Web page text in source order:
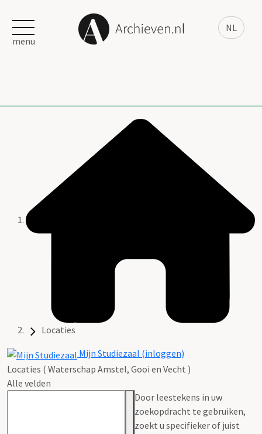
NL
menu
Locaties
Mijn Studiezaal (inloggen)
Locaties ( Waterschap Amstel, Gooi en Vecht )
Alle velden
Door leestekens in uw
zoekopdracht te gebruiken,
zoekt u specifieker of juist